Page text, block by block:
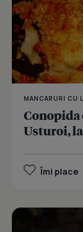
MANCARURI CU
Conopida
Usturoi,
Îmi place